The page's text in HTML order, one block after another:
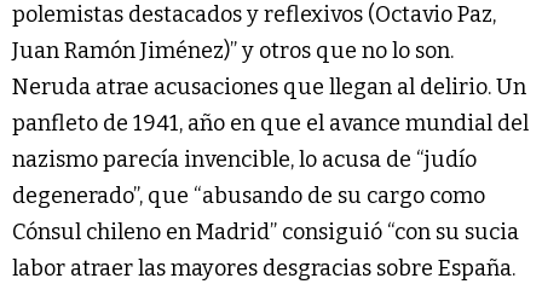
polemistas destacados y reflexivos (Octavio Paz,
Juan Ramón Jiménez)” y otros que no lo son.
Neruda atrae acusaciones que llegan al delirio. Un
panfleto de 1941, año en que el avance mundial del
nazismo parecía invencible, lo acusa de “judío
degenerado”, que “abusando de su cargo como
Cónsul chileno en Madrid” consiguió “con su sucia
labor atraer las mayores desgracias sobre España.